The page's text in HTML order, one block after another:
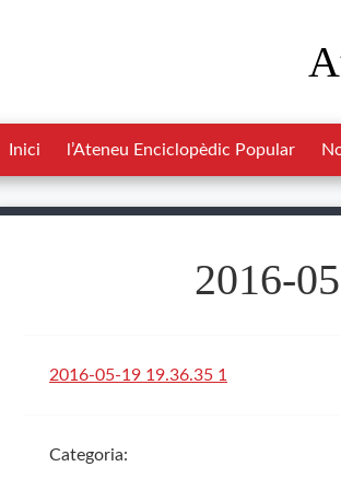
Inici l’Ateneu Enciclopèdic Popular
2016-
2016-05-19 19.36.35 1
Categoria: